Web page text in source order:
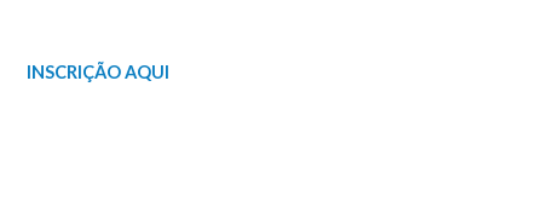
INSCRIÇÃO AQUI